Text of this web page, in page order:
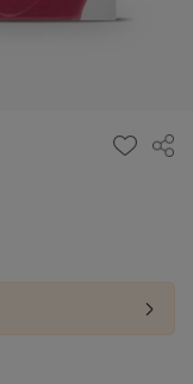
공유
첫구매
링크